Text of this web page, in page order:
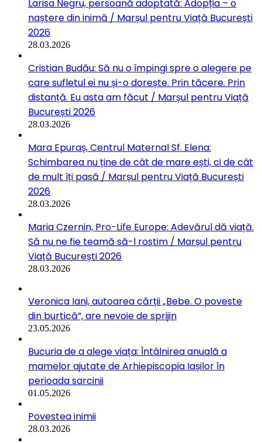
Larisa Negru, persoană adoptată: Adopția – o
naștere din inimă / Marșul pentru Viață București
2026
28.03.2026
Cristian Budău: Să nu o împingi spre o alegere pe
care sufletul ei nu și-o dorește. Prin tăcere. Prin
distanță. Eu asta am făcut / Marșul pentru Viață
București 2026
28.03.2026
Mara Epuraș, Centrul Maternal Sf. Elena:
Schimbarea nu ține de cât de mare ești, ci de cât
de mult îți pasă / Marșul pentru Viață București
2026
28.03.2026
Maria Czernin, Pro-Life Europe: Adevărul dă viață.
Să nu ne fie teamă să-l rostim / Marșul pentru
Viață București 2026
28.03.2026
Veronica Iani, autoarea cărții „Bebe. O poveste
din burtică”, are nevoie de sprijin
23.05.2026
Bucuria de a alege viața: Întâlnirea anuală a
mamelor ajutate de Arhiepiscopia Iașilor în
perioada sarcinii
01.05.2026
Povestea inimii
28.03.2026